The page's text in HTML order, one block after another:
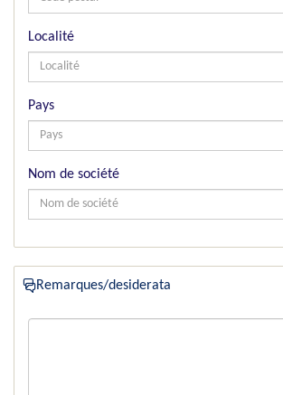
Localité
Pays
Nom de société
Remarques/desiderata